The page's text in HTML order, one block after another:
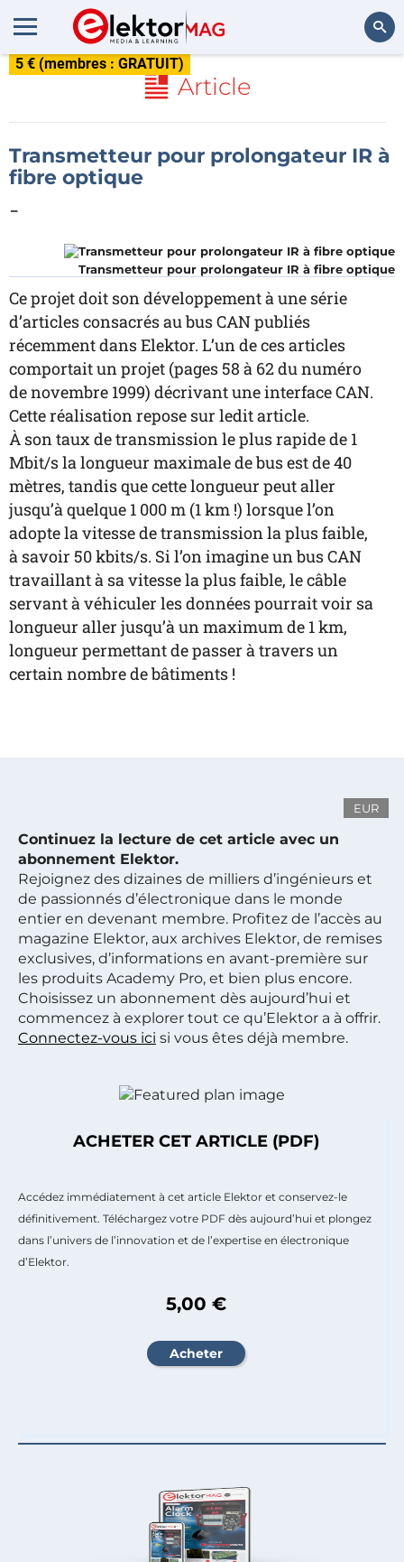
5 € (membres : GRATUIT)
Article
Transmetteur pour prolongateur IR à
fibre optique
-
Transmetteur pour prolongateur IR à fibre optique
Ce projet doit son développement à une série
d’articles consacrés au bus CAN publiés
récemment dans Elektor. L’un de ces articles
comportait un projet (pages 58 à 62 du numéro
de novembre 1999) décrivant une interface CAN.
Cette réalisation repose sur ledit article.
À son taux de transmission le plus rapide de 1
Mbit/s la longueur maximale de bus est de 40
mètres, tandis que cette longueur peut aller
jusqu’à quelque 1 000 m (1 km !) lorsque l’on
adopte la vitesse de transmission la plus faible,
à savoir 50 kbits/s. Si l’on imagine un bus CAN
travaillant à sa vitesse la plus faible, le câble
servant à véhiculer les données pourrait voir sa
longueur aller jusqu’à un maximum de 1 km,
longueur permettant de passer à travers un
certain nombre de bâtiments !
EUR
Continuez la lecture de cet article avec un
abonnement Elektor.
Rejoignez des dizaines de milliers d’ingénieurs et
de passionnés d’électronique dans le monde
entier en devenant membre. Profitez de l’accès au
magazine Elektor, aux archives Elektor, de remises
exclusives, d’informations en avant-première sur
les produits Academy Pro, et bien plus encore.
Choisissez un abonnement dès aujourd’hui et
commencez à explorer tout ce qu’Elektor a à offrir.
Connectez-vous ici si vous êtes déjà membre.
ACHETER CET ARTICLE (PDF)
Accédez immédiatement à cet article Elektor et conservez-le
définitivement. Téléchargez votre PDF dès aujourd’hui et plongez
dans l’univers de l’innovation et de l’expertise en électronique
d’Elektor.
5,00 €